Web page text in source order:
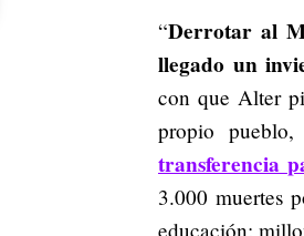
“Derrotar al
llegado un
con que Alter
propio
transferencia
3.000 muertes
educación;